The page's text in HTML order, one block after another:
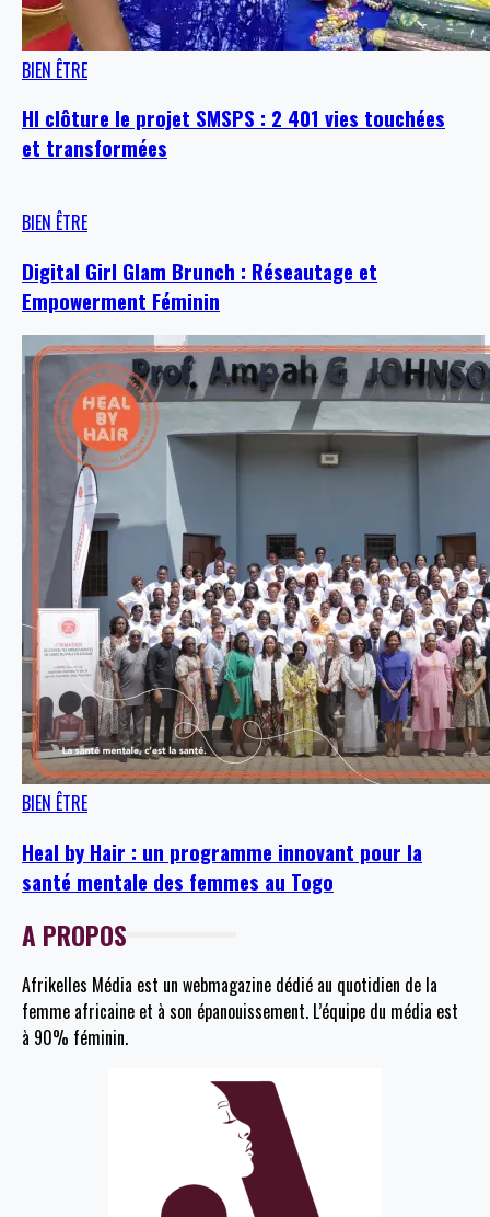
BIEN ÊTRE
HI clôture le projet SMSPS : 2 401 vies touchées
et transformées
BIEN ÊTRE
Digital Girl Glam Brunch : Réseautage et
Empowerment Féminin
BIEN ÊTRE
Heal by Hair : un programme innovant pour la
santé mentale des femmes au Togo
A PROPOS
Afrikelles Média est un webmagazine dédié au quotidien de la
femme africaine et à son épanouissement. L’équipe du média est
à 90% féminin.